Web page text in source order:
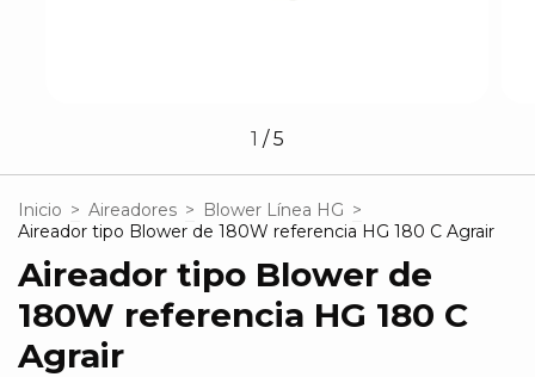
1 /5
Inicio > Aireadores > Blower Línea HG >
Aireador tipo Blower de 180W referencia HG 180 C Agrair
Aireador tipo Blower de
180W referencia HG 180 C
Agrair